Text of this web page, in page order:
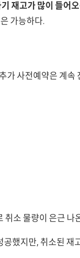
재고가 많이 들어
가능하다.
가 사전예약은 계속
취소 물량이 은근 나
했지만, 취소된 재